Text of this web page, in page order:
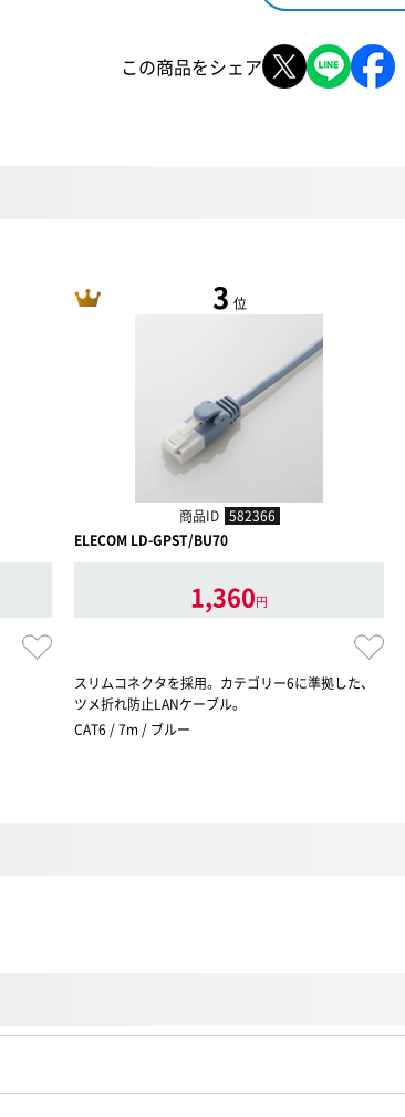
この商品をシェア
3 位
商品ID 582366
ELECOM LD-GPST/BU70
1,360円
スリムコネクタを採用。カテゴリー6に準拠した、
ツメ折れ防止LANケーブル。
CAT6 / 7m / ブルー